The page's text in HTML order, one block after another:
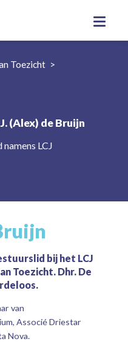
Toezicht
(Alex) de Bruijn
namens LCJ
bij het LCJ
Toezicht. Dhr. De
van
Associé Driestar
Nova.